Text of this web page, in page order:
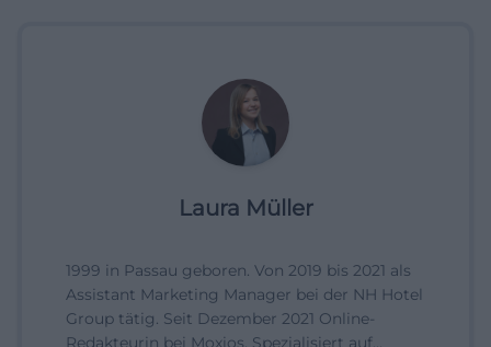
Laura Müller
1999 in Passau geboren. Von 2019 bis 2021 als
Assistant Marketing Manager bei der NH Hotel
Group tätig. Seit Dezember 2021 Online-
Redakteurin bei Moxios. Spezialisiert auf